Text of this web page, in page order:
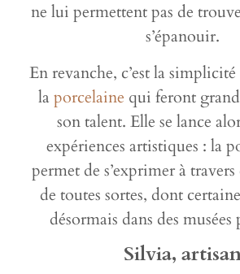
ne lui permettent pas de
s’épanouir.
En revanche, c’est la
la porcelaine qui feront
son talent. Elle se lance
expériences artistiques : la
permet de s’exprimer à
de toutes sortes, dont
désormais dans des
Silvia,